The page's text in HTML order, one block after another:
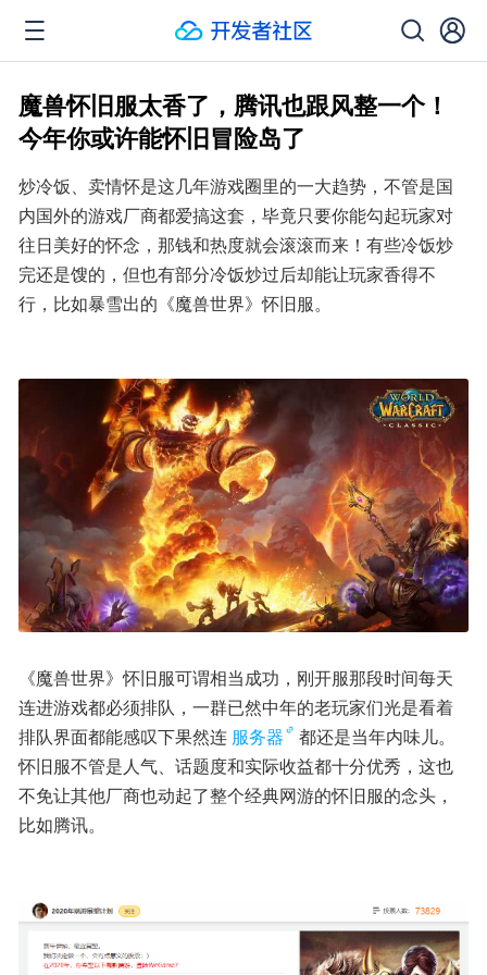
魔兽怀旧服太香了，腾讯也跟风整一个！
今年你或许能怀旧冒险岛了
炒冷饭、卖情怀是这几年游戏圈里的一大趋势，不管是国
内国外的游戏厂商都爱搞这套，毕竟只要你能勾起玩家对
往日美好的怀念，那钱和热度就会滚滚而来！有些冷饭炒
完还是馊的，但也有部分冷饭炒过后却能让玩家香得不
行，比如暴雪出的《魔兽世界》怀旧服。
《魔兽世界》怀旧服可谓相当成功，刚开服那段时间每天
连进游戏都必须排队，一群已然中年的老玩家们光是看着
排队界面都能感叹下果然连 服务器
都还是当年内味儿。
怀旧服不管是人气、话题度和实际收益都十分优秀，这也
不免让其他厂商也动起了整个经典网游的怀旧服的念头，
比如腾讯。